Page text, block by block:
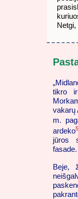
tikro
vakarų
m.
ardeko
jūros
fasade.
Beje,